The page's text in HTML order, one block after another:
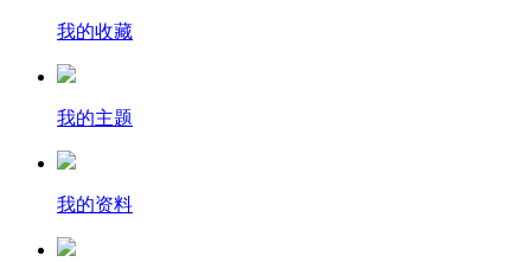
我的收藏
我的主题
我的资料